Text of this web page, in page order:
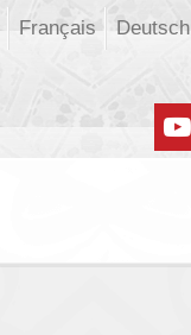
Deutsch
Français